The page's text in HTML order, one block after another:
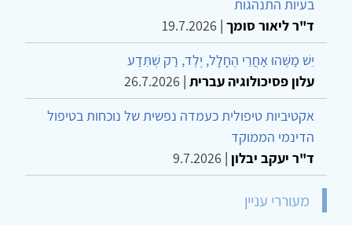
בעיות התנהגות
ד"ר ליאור סומך |
19.7.2026
יֵשׁ מַשֶּׁהוּ אַחֲרֵי הֶחָלָל, יֶלֶד, רַק שֶׁתֵּדַע
עלון פסיכולוגיה עברית |
26.7.2026
אקטיביות טיפולית כעמדה נפשית של נוכחות בטיפול
הדינמי הממוקד
ד"ר יעקב יבלון |
9.7.2026
מעוררי עניין